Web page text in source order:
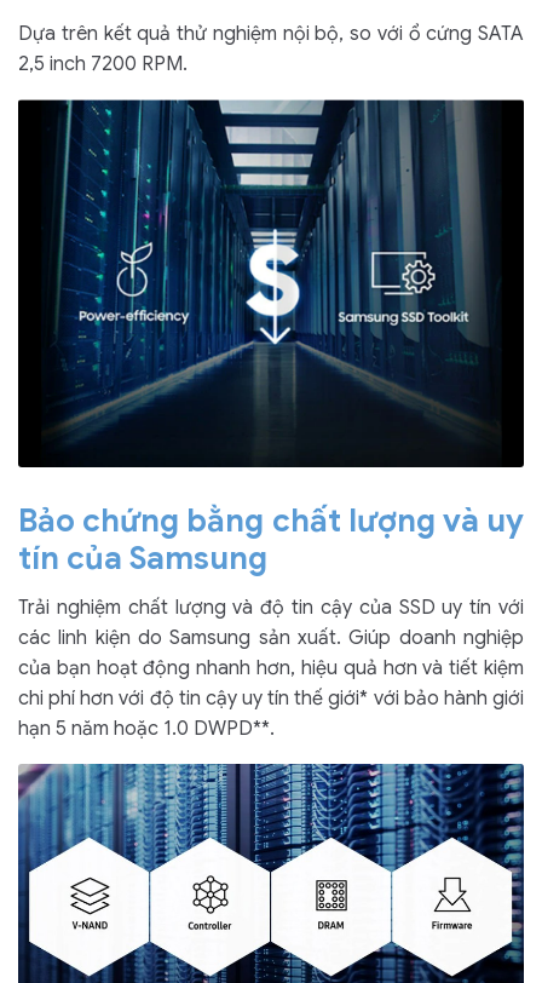
Dựa trên kết quả thử nghiệm nội bộ, so với ổ cứng SATA
2,5 inch 7200 RPM.
Bảo chứng bằng chất lượng và uy
tín của Samsung
Trải nghiệm chất lượng và độ tin cậy của SSD uy tín với
các linh kiện do Samsung sản xuất. Giúp doanh nghiệp
của bạn hoạt động nhanh hơn, hiệu quả hơn và tiết kiệm
chi phí hơn với độ tin cậy uy tín thế giới* với bảo hành giới
hạn 5 năm hoặc 1.0 DWPD**.